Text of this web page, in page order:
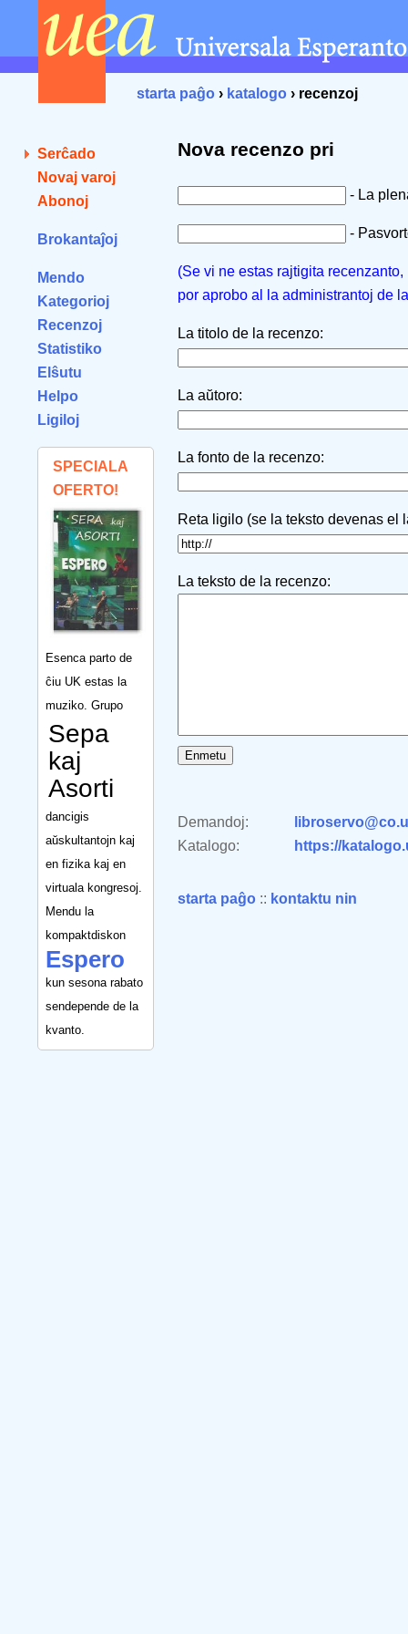
starta paĝo › katalogo › recenzoj
Serĉado
Novaj varoj
Abonoj
Brokantaĵoj
Mendo
Kategorioj
Recenzoj
Statistiko
Elŝutu
Helpo
Ligiloj
SPECIALA
OFERTO!
Esenca parto de
ĉiu UK estas la
muziko. Grupo
Sepa
kaj
Asorti
dancigis
aŭskultantojn kaj
en fizika kaj en
virtuala kongresoj.
Mendu la
kompaktdiskon
Espero
kun sesona rabato
sendepende de la
kvanto.
Nova recenzo pri
- La
-
(Se vi ne estas rajtigita
por aprobo al la administrantoj de
La titolo de la recenzo:
La aŭtoro:
La fonto de la recenzo:
Reta ligilo (se la teksto devenas el
La teksto de la recenzo:
Demandoj:
Katalogo:
https://
starta paĝo :: kontaktu nin